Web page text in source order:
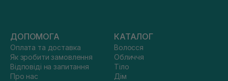
ДОПОМОГА
Оплата та доставка
Як зробити замовлення
Відповіді на запитання
Про нас
КАТАЛОГ
Волосся
Обличчя
Тіло
Дім